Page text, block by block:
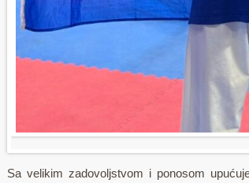
Sa velikim zadovoljstvom i ponosom